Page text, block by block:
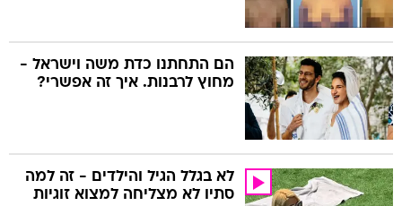
הם התחתנו כדת משה וישראל -
מחוץ לרבנות. איך זה אפשרי?
לא בגלל הגיל והילדים - זה למה
סתיו לא מצליחה למצוא זוגיות